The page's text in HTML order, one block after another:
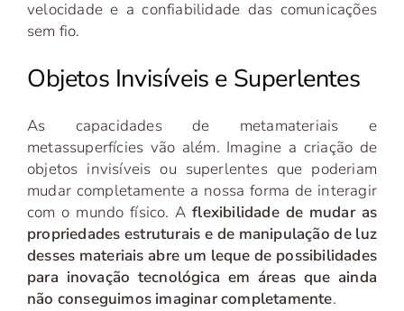
velocidade e a confiabilidade das comunicações
sem fio.
Objetos Invisíveis e Superlentes
As capacidades de metamateriais e
metassuperfícies vão além. Imagine a criação de
objetos invisíveis ou superlentes que poderiam
mudar completamente a nossa forma de interagir
com o mundo físico. Aflexibilidade de mudar as
propriedades estruturais e de manipulação de luz
desses materiais abre um leque de possibilidades
para inovação tecnológica em áreas que ainda
não conseguimos imaginar completamente.